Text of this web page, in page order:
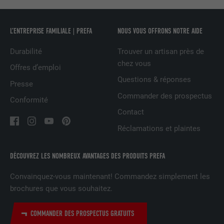
DÉCOUVREZ LES NOMBREUX AVANTAGES DES PRODUITS PREFA
Convainquez-vous maintenant! Commandez simplement les
brochures que vous souhaitez.
COMMANDER DES PROSPECTUS GRATUITS
L’ENTREPRISE FAMILIALE | PREFA
Durabilité
Offres d’emploi
Presse
Conformité
NOUS VOUS OFFRONS NOTRE AIDE
Trouver un artisan près de
chez vous
Questions & réponses
Commander des prospectus
Contact
Réclamations et plaintes
FOURNISSEUR
EXPIRATION
UTILITÉ
Utilisé par le service de réseau social
LinkedIn pour suivre l'utilisation de
services intégrés.
EXPIRATION 2 ans
Utilisé par le service de réseau social